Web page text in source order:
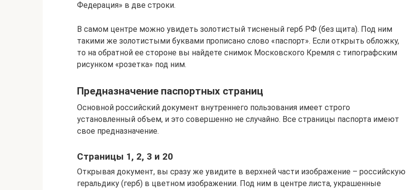
Федерация» в две строки.
В самом центре можно увидеть золотистый тисненый герб РФ (без щита). Под ним
такими же золотистыми буквами прописано слово «паспорт». Если открыть обложку,
то на обратной ее стороне вы найдете снимок Московского Кремля с типографским
рисунком «розетка» под ним.
Предназначение паспортных страниц
Основной российский документ внутреннего пользования имеет строго
установленный объем, и это совершенно не случайно. Все страницы паспорта имеют
свое предназначение.
Страницы 1, 2, 3 и 20
Открывая документ, вы сразу же увидите в верхней части изображение – российскую
геральдику (герб) в цветном изображении. Под ним в центре листа, украшенные